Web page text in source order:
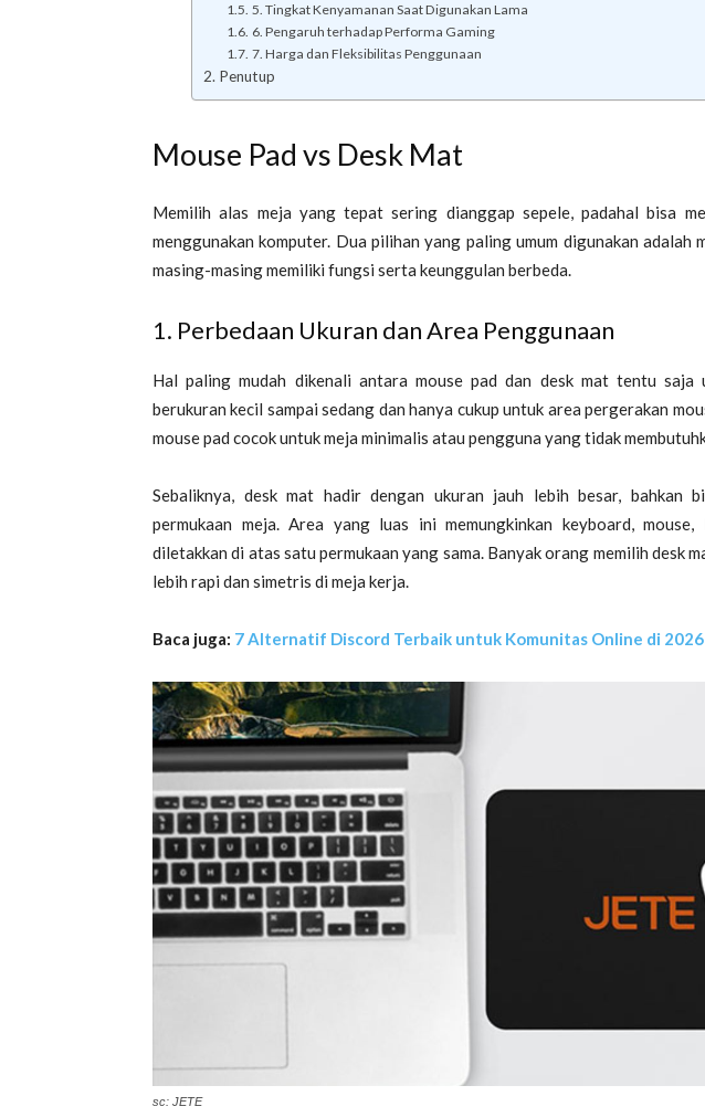
5. Tingkat Kenyamanan Saat Digunakan Lama
6. Pengaruh terhadap Performa Gaming
7. Harga dan Fleksibilitas Penggunaan
Penutup
Mouse Pad vs Desk Mat
Memilih alas meja yang tepat sering dianggap sepele, padahal bisa
menggunakan komputer. Dua pilihan yang paling umum digunakan adalah
masing-masing memiliki fungsi serta keunggulan berbeda.
1. Perbedaan Ukuran dan Area Penggunaan
Hal paling mudah dikenali antara mouse pad dan desk mat tentu saja
berukuran kecil sampai sedang dan hanya cukup untuk area pergerakan
mouse pad cocok untuk meja minimalis atau pengguna yang tidak
Sebaliknya, desk mat hadir dengan ukuran jauh lebih besar, bahkan
permukaan meja. Area yang luas ini memungkinkan keyboard,
diletakkan di atas satu permukaan yang sama. Banyak orang memilih desk
lebih rapi dan simetris di meja kerja.
Baca juga: 7 Alternatif Discord Terbaik untuk Komunitas Online di 2026
sc: JETE